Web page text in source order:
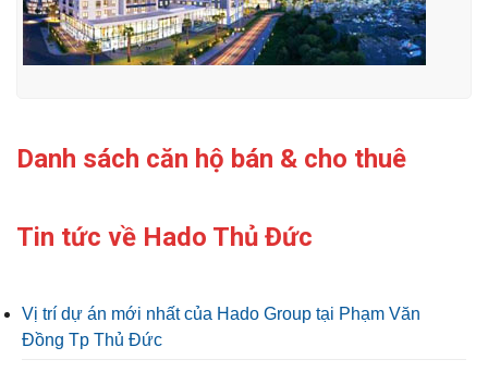
Danh sách căn hộ bán & cho thuê
Tin tức về Hado Thủ Đức
Vị trí dự án mới nhất của Hado Group tại Phạm Văn
Đồng Tp Thủ Đức